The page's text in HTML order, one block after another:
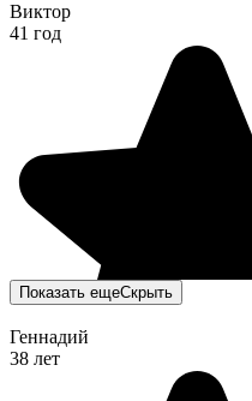
Виктор
41 год
Показать ещеСкрыть
Геннадий
38 лет